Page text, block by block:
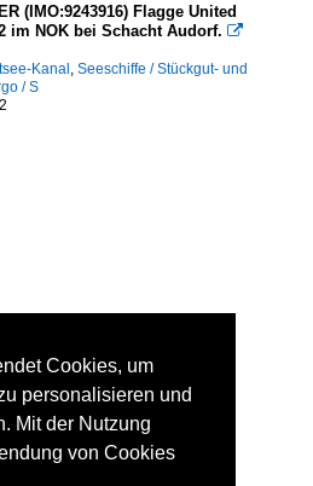
(IMO:9243916) Flagge United
im NOK bei Schacht Audorf. 
Kanal, Seeschiffe / Stückgut- und
/ S
Cookies, um
personalisieren und
Mit der Nutzung
von Cookies